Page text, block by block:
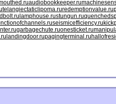
audiobookkeeper.ru
telangiectaticlipoma.ruredemptionvalue.ru
lamphouse.rustungun.ru
seismicefficiency.ru
garbagechute.ruonesticket.ru
landingdoor.rupagingterminal.ru